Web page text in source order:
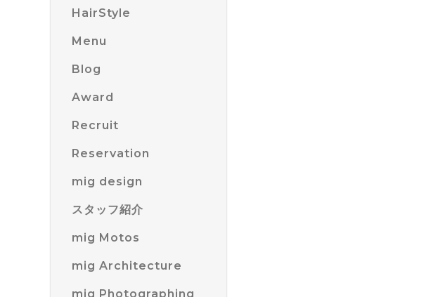
HairStyle
Menu
Blog
Award
Recruit
Reservation
mig design
スタッフ紹介
mig Motos
mig Architecture
mig Photographing